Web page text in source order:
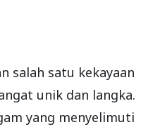
salah satu kekayaan
unik dan langka.
yang menyelimuti